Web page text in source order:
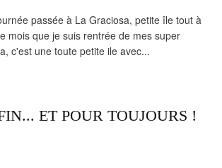
passée à La Graciosa, petite île tout à
mois que je suis rentrée de mes super
c'est une toute petite ile avec...
ET POUR TOUJOURS !